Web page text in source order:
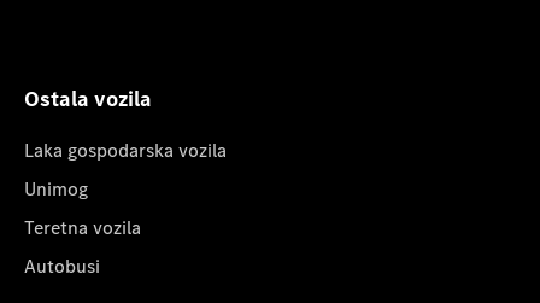
Ostala vozila
Laka gospodarska vozila
Unimog
Teretna vozila
Autobusi